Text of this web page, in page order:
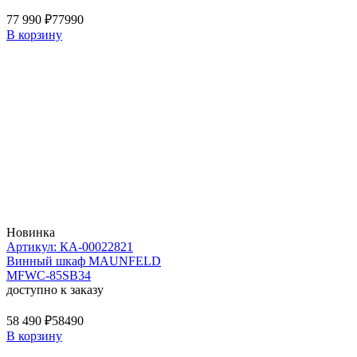
77 990 ₽77990
В корзину
Новинка
Артикул: КА-00022821
Винный шкаф MAUNFELD
MFWC-85SB34
доступно к заказу
58 490 ₽58490
В корзину